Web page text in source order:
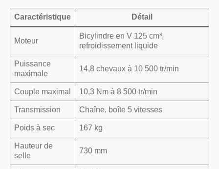
Caractéristique Détail
Moteur
Bicylindre en V 125 cm³,
refroidissement liquide
Puissance
maximale
14,8 chevaux à 10 500 tr/min
Couple maximal 10,3 Nm à 8 500 tr/min
Transmission Chaîne, boîte 5 vitesses
Poids à sec 167 kg
Hauteur de
selle
730 mm